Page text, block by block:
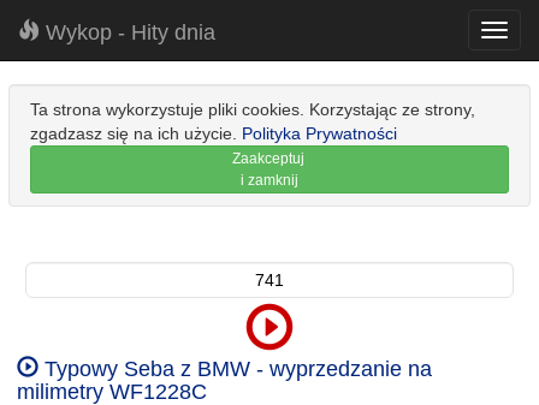
Wykop - Hity dnia
Ta strona wykorzystuje pliki cookies. Korzystając ze strony,
zgadzasz się na ich użycie. Polityka Prywatności
Zaakceptuj
i zamknij
741
Typowy Seba z BMW - wyprzedzanie na
milimetry WF1228C